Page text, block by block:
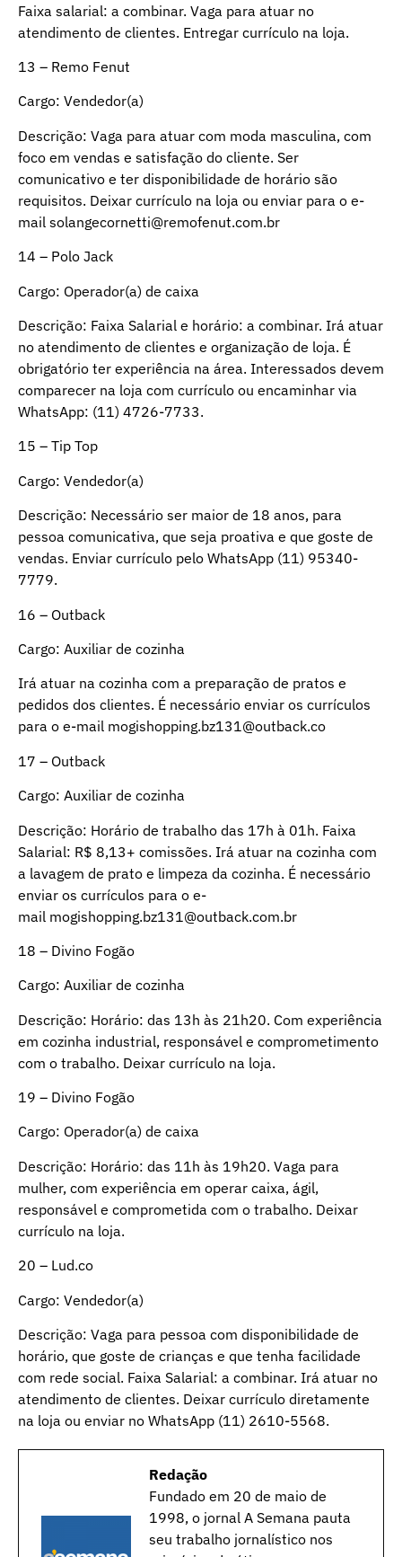
Faixa salarial: a combinar. Vaga para atuar no
atendimento de clientes. Entregar currículo na loja.
13 – Remo Fenut
Cargo: Vendedor(a)
Descrição: Vaga para atuar com moda masculina, com
foco em vendas e satisfação do cliente. Ser
comunicativo e ter disponibilidade de horário são
requisitos. Deixar currículo na loja ou enviar para o e-
mail solangecornetti@remofenut.com.br
14 – Polo Jack
Cargo: Operador(a) de caixa
Descrição: Faixa Salarial e horário: a combinar. Irá atuar
no atendimento de clientes e organização de loja. É
obrigatório ter experiência na área. Interessados devem
comparecer na loja com currículo ou encaminhar via
WhatsApp: (11) 4726-7733.
15 – Tip Top
Cargo: Vendedor(a)
Descrição: Necessário ser maior de 18 anos, para
pessoa comunicativa, que seja proativa e que goste de
vendas. Enviar currículo pelo WhatsApp (11) 95340-
7779.
16 – Outback
Cargo: Auxiliar de cozinha
Irá atuar na cozinha com a preparação de pratos e
pedidos dos clientes. É necessário enviar os currículos
para o e-mail mogishopping.bz131@outback.co
17 – Outback
Cargo: Auxiliar de cozinha
Descrição: Horário de trabalho das 17h à 01h. Faixa
Salarial: R$ 8,13+ comissões. Irá atuar na cozinha com
a lavagem de prato e limpeza da cozinha. É necessário
enviar os currículos para o e-
mail mogishopping.bz131@outback.com.br
18 – Divino Fogão
Cargo: Auxiliar de cozinha
Descrição: Horário: das 13h às 21h20. Com experiência
em cozinha industrial, responsável e comprometimento
com o trabalho. Deixar currículo na loja.
19 – Divino Fogão
Cargo: Operador(a) de caixa
Descrição: Horário: das 11h às 19h20. Vaga para
mulher, com experiência em operar caixa, ágil,
responsável e comprometida com o trabalho. Deixar
currículo na loja.
20 – Lud.co
Cargo: Vendedor(a)
Descrição: Vaga para pessoa com disponibilidade de
horário, que goste de crianças e que tenha facilidade
com rede social. Faixa Salarial: a combinar. Irá atuar no
atendimento de clientes. Deixar currículo diretamente
na loja ou enviar no WhatsApp (11) 2610-5568.
Redação
Fundado em 20 de maio de
1998, o jornal A Semana pauta
seu trabalho jornalístico nos